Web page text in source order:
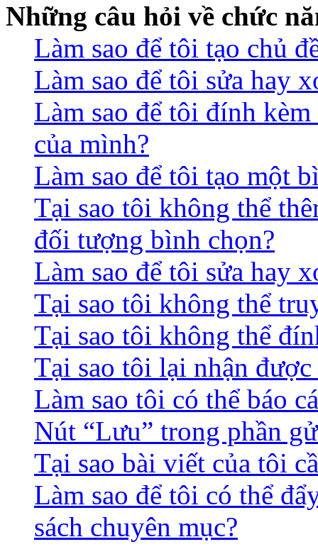
Những câu hỏi về chức
Làm sao để tôi tạo chủ
Làm sao để tôi sửa hay
Làm sao để tôi đính
của mình?
Làm sao để tôi tạo một
Tại sao tôi không thể
đối tượng bình chọn?
Làm sao để tôi sửa hay
Tại sao tôi không thể
Tại sao tôi không thể
Tại sao tôi lại nhận được
Làm sao tôi có thể báo
Nút “Lưu” trong phần
Tại sao bài viết của tôi
Làm sao để tôi có thể
sách chuyên mục?